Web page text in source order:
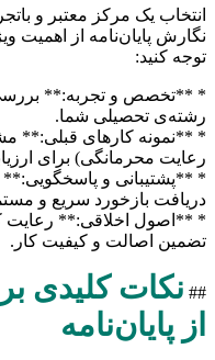
انتخاب یک مرکز معتبر و
نگارش پایان‌نامه از اهمیت
توجه کنید:
* **تخصص و تجربه:**
رشته‌ی تحصیلی شما.
* **نمونه کارهای قبلی:**
رعایت محرمانگی) برای
* **پشتیبانی و
دریافت بازخورد سریع و
* **اصول اخلاقی:** رعایت
تضمین اصالت و کیفیت کار.
## نکات کلیدی
از پایان‌نامه